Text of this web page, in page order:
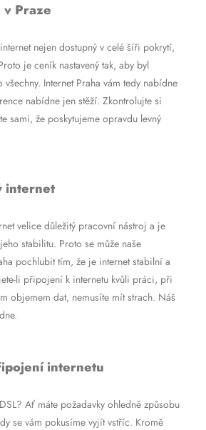
Praze
nejen dostupný v celé šíři pokrytí,
je ceník nastavený tak, aby byl
Internet Praha vám tedy nabídne
nabídne jen stěží. Zkontrolujte si
sami, že poskytujeme opravdu levný
internet
velice důležitý pracovní nástroj a je
stabilitu. Proto se může naše
pochlubit tím, že je internet stabilní a
li připojení k internetu kvůli práci, při
objemem dat, nemusíte mít strach. Náš
internetu
Ať máte požadavky ohledně způsobu
se vám pokusíme vyjít vstříc. Kromě